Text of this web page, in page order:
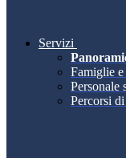
Servizi
Famiglie e
Personale
Percorsi